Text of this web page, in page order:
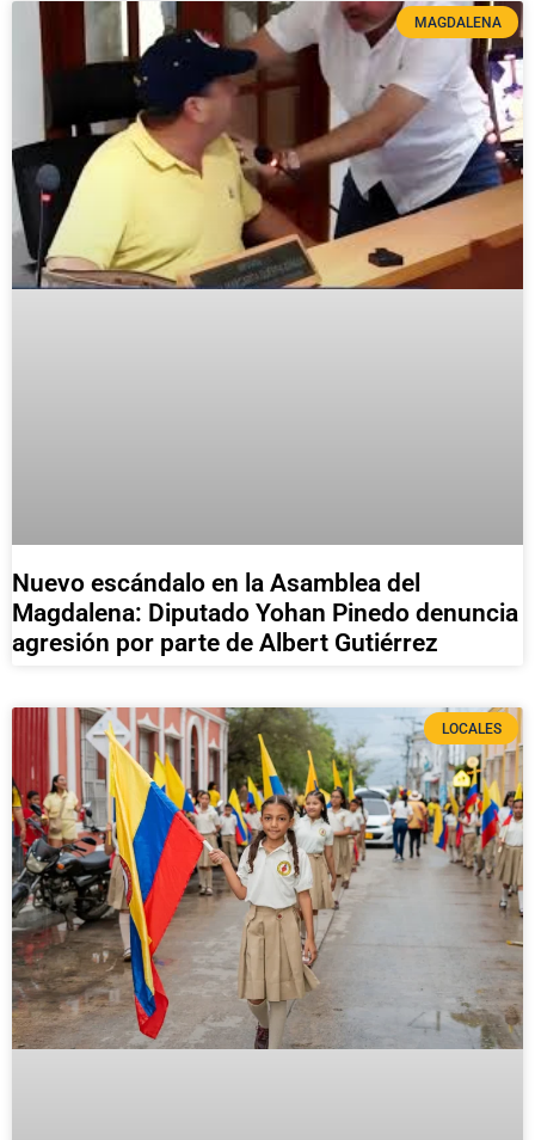
MAGDALENA
Nuevo escándalo en la Asamblea del
Magdalena: Diputado Yohan Pinedo denuncia
agresión por parte de Albert Gutiérrez
LOCALES